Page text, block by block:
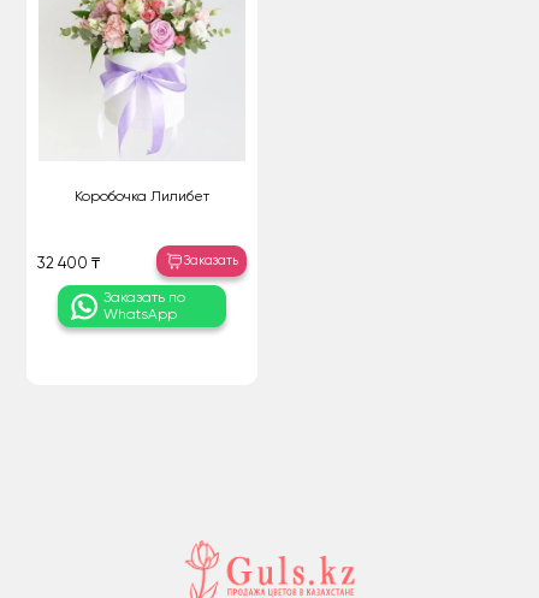
Коробочка Лилибет
32 400 ₸ Заказать
Заказать по
WhatsApp